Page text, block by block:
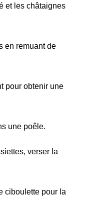
et les châtaignes
en remuant de
pour obtenir une
une poêle.
verser la
ciboulette pour la